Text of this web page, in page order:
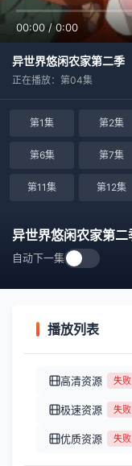
00:00 / 0:00
异世界悠闲农家第二季
正在播放：第04集
第1集 第2集
第6集 第7集
第11集 第12集
异世界悠闲农家第二
自动下一集
播放列表
高清资源 失败
极速资源 失败
优质资源 失败